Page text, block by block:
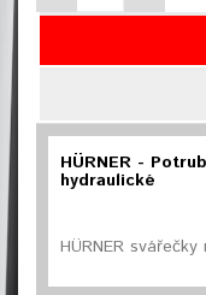
HÜRNER -
hydraulické
HÜRNER